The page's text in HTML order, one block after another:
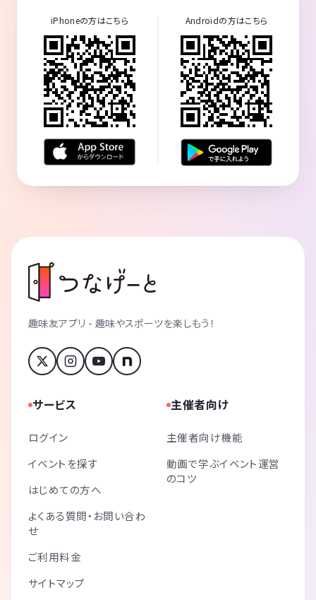
iPhoneの方はこちら Androidの方はこちら
趣味友アプリ - 趣味やスポーツを楽しもう！
サービス
ログイン
イベントを探す
はじめての方へ
よくある質問・お問い合わ
せ
ご利用料金
サイトマップ
主催者向け
主催者向け機能
動画で学ぶイベント運営
のコツ